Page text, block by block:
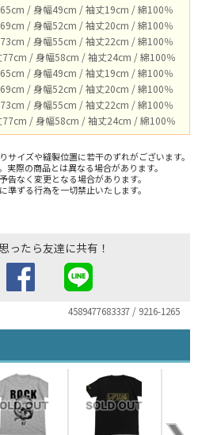
65cm / 身幅49cm / 袖丈19cm / 綿100％
69cm / 身幅52cm / 袖丈20cm / 綿100％
73cm / 身幅55cm / 袖丈22cm / 綿100％
77cm / 身幅58cm / 袖丈24cm / 綿100％
65cm / 身幅49cm / 袖丈19cm / 綿100％
69cm / 身幅52cm / 袖丈20cm / 綿100％
73cm / 身幅55cm / 袖丈22cm / 綿100％
77cm / 身幅58cm / 袖丈24cm / 綿100％
イズや縫製位置に若干のずれがございます。
際の商品とは異なる場合があります。
なく変更となる場合があります。
ずる行為を一切禁止いたします。
ったら友達に共有！
4589477683337 / 9216-1265